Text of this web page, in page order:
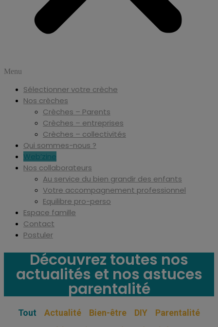
Menu
Sélectionner votre crèche
Nos crèches
Crèches – Parents
Crèches – entreprises
Crèches – collectivités
Qui sommes-nous ?
Web’zine
Nos collaborateurs
Au service du bien grandir des enfants
Votre accompagnement professionnel
Equilibre pro-perso
Espace famille
Contact
Postuler
Découvrez toutes nos
actualités et nos astuces
parentalité
Actualité Bien-être DIY
Parentalité
Tout